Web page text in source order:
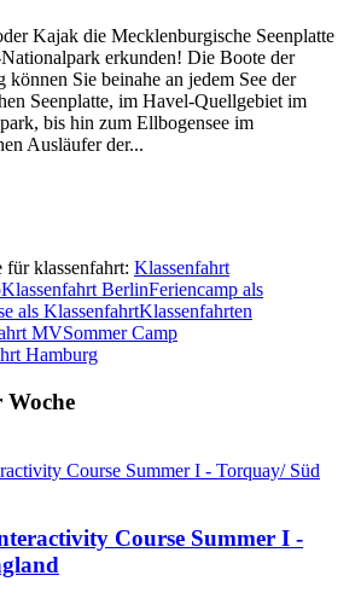
Kajak die Mecklenburgische Seenplatte
erkunden! Die Boote der
können Sie beinahe an jedem See der
Seenplatte, im Havel-Quellgebiet im
bis hin zum Ellbogensee im
Ausläufer der...
klassenfahrt: Klassenfahrt
Klassenfahrt BerlinFeriencamp als
als KlassenfahrtKlassenfahrten
MVSommer Camp
Hamburg
Woche
Course Summer I -